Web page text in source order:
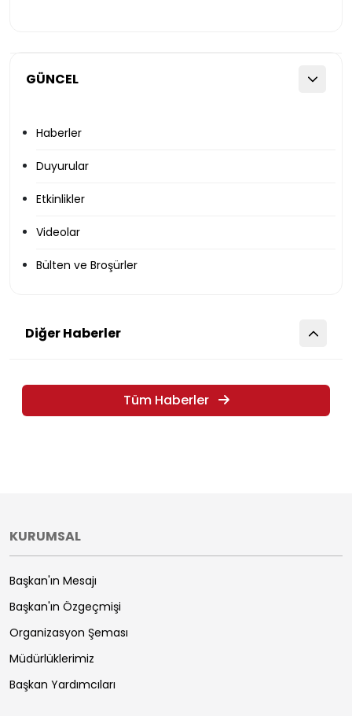
GÜNCEL
Haberler
Duyurular
Etkinlikler
Videolar
Bülten ve Broşürler
Diğer Haberler
Tüm Haberler
KURUMSAL
Başkan'ın Mesajı
Başkan'ın Özgeçmişi
Organizasyon Şeması
Müdürlüklerimiz
Başkan Yardımcıları